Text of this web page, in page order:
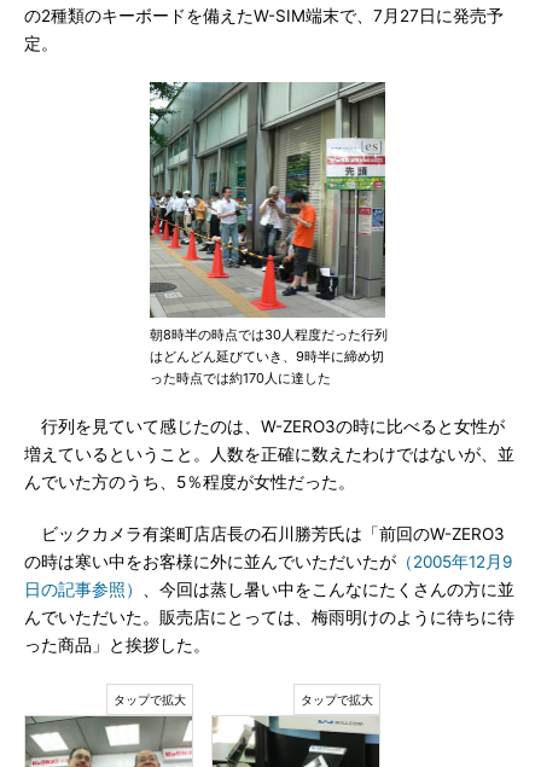
の2種類のキーボードを備えたW-SIM端末で、7月27日に発売予
定。
朝8時半の時点では30人程度だった行列
はどんどん延びていき、9時半に締め切
った時点では約170人に達した
行列を見ていて感じたのは、W-ZERO3の時に比べると女性が
増えているということ。人数を正確に数えたわけではないが、並
んでいた方のうち、5％程度が女性だった。
ビックカメラ有楽町店店長の石川勝芳氏は「前回のW-ZERO3
の時は寒い中をお客様に外に並んでいただいたが （2005年12月9
日の記事参照）
、今回は蒸し暑い中をこんなにたくさんの方に並
んでいただいた。販売店にとっては、梅雨明けのように待ちに待
った商品」と挨拶した。